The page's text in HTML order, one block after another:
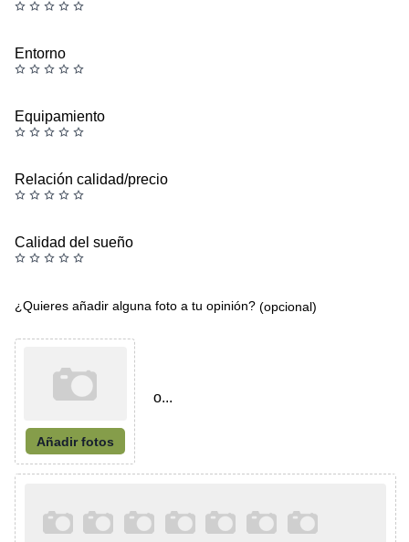
Entorno
Equipamiento
Relación calidad/precio
Calidad del sueño
¿Quieres añadir alguna foto a tu opinión? (opcional)
Añadir fotos
o...